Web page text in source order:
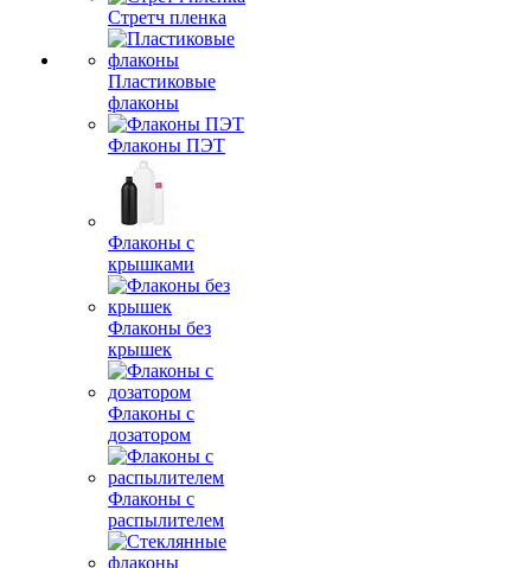
Стретч пленка
Пластиковые
флаконы
Флаконы ПЭТ
Флаконы с
крышками
Флаконы без
крышек
Флаконы с
дозатором
Флаконы с
распылителем